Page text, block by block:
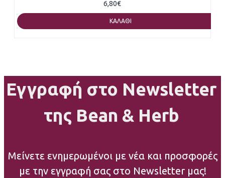
6,80€
ΚΑΛΆΘΙ
Εγγραφή στο Newsletter
της Bean & Herb
Μείνετε ενημερωμένοι με νέα και προσφορές
με την εγγραφή σας στο Newsletter μας!